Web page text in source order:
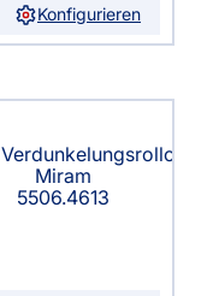
Konfigurieren
Verdunkelungsrollo
Miram
5506.4613